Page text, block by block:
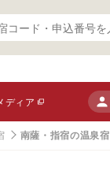
ディア
南薩・指宿の温泉宿